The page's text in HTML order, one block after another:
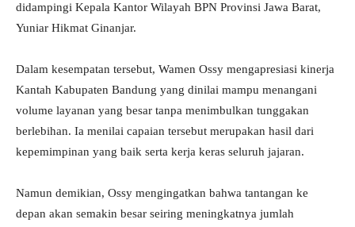
didampingi Kepala Kantor Wilayah BPN Provinsi Jawa Barat,
Yuniar Hikmat Ginanjar.
Dalam kesempatan tersebut, Wamen Ossy mengapresiasi kinerja
Kantah Kabupaten Bandung yang dinilai mampu menangani
volume layanan yang besar tanpa menimbulkan tunggakan
berlebihan. Ia menilai capaian tersebut merupakan hasil dari
kepemimpinan yang baik serta kerja keras seluruh jajaran.
Namun demikian, Ossy mengingatkan bahwa tantangan ke
depan akan semakin besar seiring meningkatnya jumlah